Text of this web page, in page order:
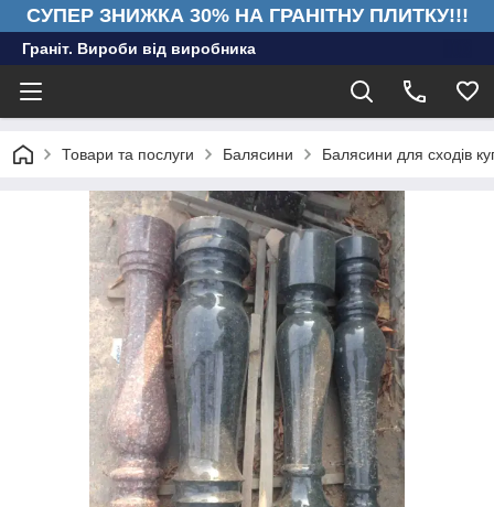
СУПЕР ЗНИЖКА 30% НА ГРАНІТНУ ПЛИТКУ!!!
Граніт. Вироби від виробника
Товари та послуги Балясини Балясини для сходів